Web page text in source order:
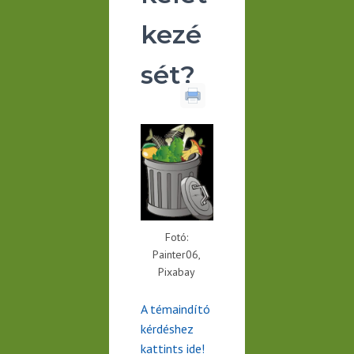
kezé
sét?
Fotó:
Painter06,
Pixabay
A témaindító
kérdéshez
kattints ide!